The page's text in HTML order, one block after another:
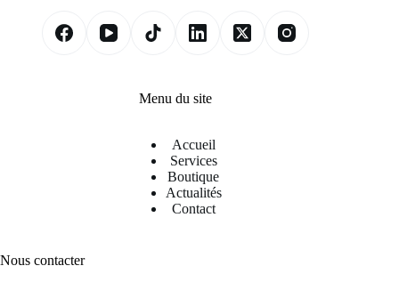
Menu du site
Accueil
Services
Boutique
Actualités
Contact
Nous contacter